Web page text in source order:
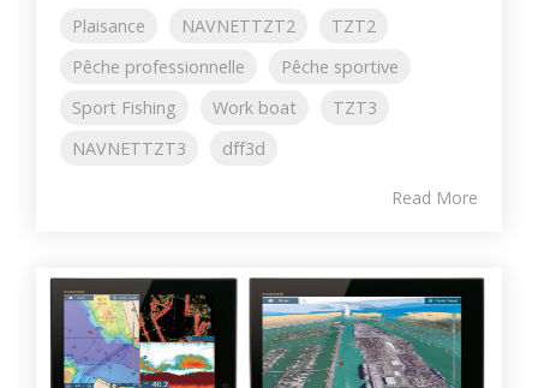
Plaisance NAVNETTZT2
TZT2
Pêche professionnelle
Pêche sportive
Sport Fishing
Work boat
TZT3
NAVNETTZT3
dff3d
Read More